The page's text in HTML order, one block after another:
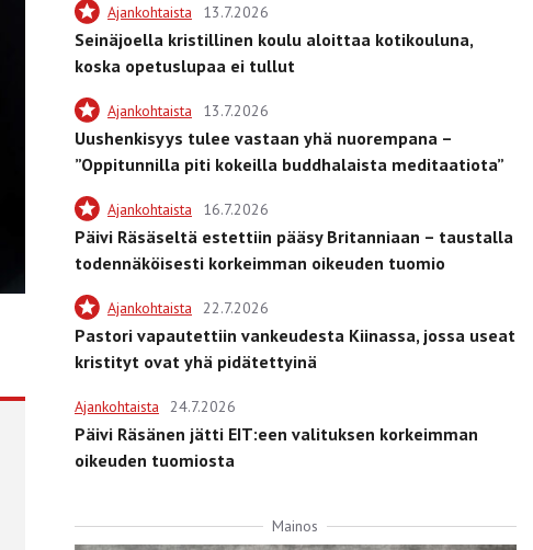
Ajankohtaista 13.7.2026
Seinäjoella kristillinen koulu aloittaa kotikouluna,
koska opetuslupaa ei tullut
Ajankohtaista 13.7.2026
Uushenkisyys tulee vastaan yhä nuorempana –
”Oppitunnilla piti kokeilla buddhalaista meditaatiota”
Ajankohtaista 16.7.2026
Päivi Räsäseltä estettiin pääsy Britanniaan – taustalla
todennäköisesti korkeimman oikeuden tuomio
Ajankohtaista 22.7.2026
Pastori vapautettiin vankeudesta Kiinassa, jossa useat
kristityt ovat yhä pidätettyinä
Ajankohtaista 24.7.2026
Päivi Räsänen jätti EIT:een valituksen korkeimman
oikeuden tuomiosta
Mainos